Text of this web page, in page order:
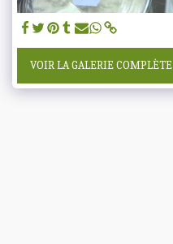
VOIR LA GALERIE COMPLÈTE